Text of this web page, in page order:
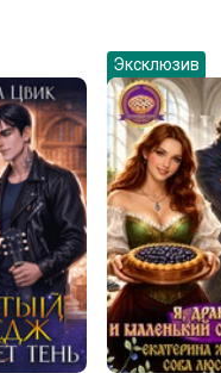
Эксклюзив